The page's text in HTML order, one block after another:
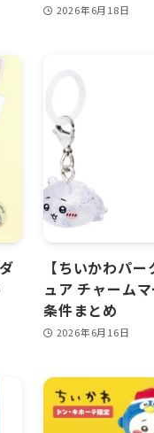
2026年6月18日
【ちいかわパ
ュア チャーム
条件まとめ
2026年6月16日